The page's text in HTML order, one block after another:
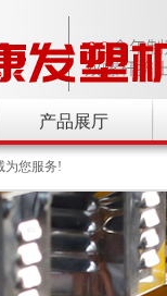
为您服务!
产品展厅